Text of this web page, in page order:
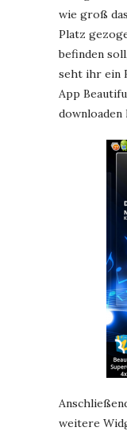
wie groß
Platz
befinden
seht ihr ein
App
downloaden
weitere